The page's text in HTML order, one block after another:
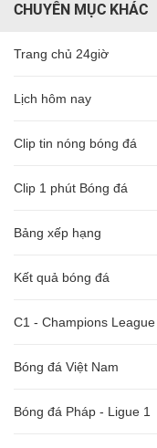
CHUYÊN MỤC KHÁC
Trang chủ 24giờ
Lịch hôm nay
Clip tin nóng bóng đá
Clip 1 phút Bóng đá
Bảng xếp hạng
Kết quả bóng đá
C1 - Champions League
Bóng đá Việt Nam
Bóng đá Pháp - Ligue 1